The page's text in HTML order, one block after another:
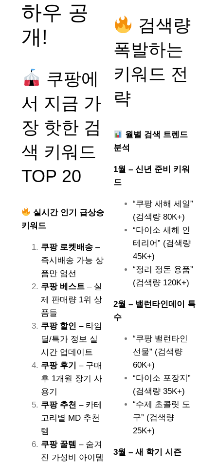
하우 공
개!
쿠팡에
서 지금 가
장 핫한 검
색 키워드
TOP 20
실시간 인기 급상승
키워드
쿠팡 로켓배송 –
즉시배송 가능 상
품만 엄선
쿠팡 베스트 – 실
제 판매량 1위 상
품들
쿠팡 할인 – 타임
딜/특가 정보 실
시간 업데이트
쿠팡 후기
– 구매
후 1개월 장기 사
용기
쿠팡 추천 – 카테
고리별 MD 추천
템
쿠팡 꿀템 – 숨겨
진 가성비 아이템
검색량
폭발하는
키워드 전
략
월별 검색 트렌드
분석
1월 – 신년 준비 키워
드
“쿠팡 새해 세일”
(검색량 80K+)
“다이소 새해 인
테리어” (검색량
45K+)
“정리 정돈 용품”
(검색량 120K+)
2월 – 밸런타인데이 특
수
“쿠팡 밸런타인
선물” (검색량
60K+)
“다이소 포장지”
(검색량 35K+)
“수제 초콜릿 도
구” (검색량
25K+)
3월 – 새 학기 시즌